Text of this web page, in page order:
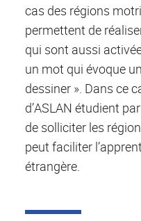
cas des régions
permettent de
qui sont aussi
un mot qui évoque
dessiner ». Dans ce
d’ASLAN étudient
de solliciter les
peut faciliter
étrangère.